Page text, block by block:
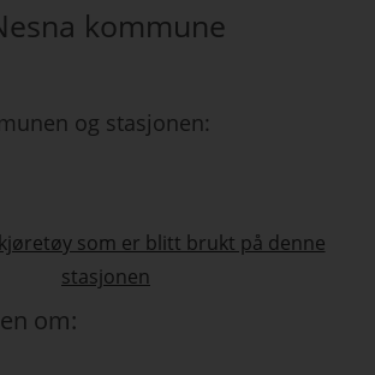
kommune
og stasjonen:
som er blitt brukt på denne
stasjonen
om: